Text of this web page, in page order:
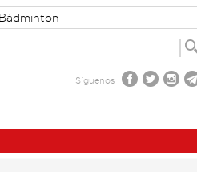
Bádminton
Síguenos